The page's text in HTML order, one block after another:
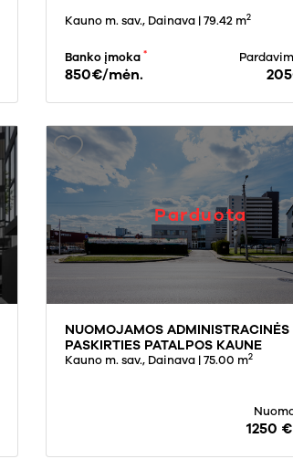
Kauno m. sav., Dainava | 79.42 m2
Banko įmoka *
850€/mėn.
Parduota
NUOMOJAMOS ADMINISTRACINĖS
PASKIRTIES PATALPOS KAUNE
Kauno m. sav., Dainava | 75.00 m2
1250